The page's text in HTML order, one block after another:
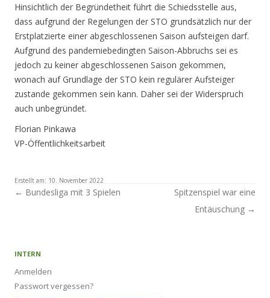
Hinsichtlich der Begründetheit führt die Schiedsstelle aus,
dass aufgrund der Regelungen der STO grundsätzlich nur der
Erstplatzierte einer abgeschlossenen Saison aufsteigen darf.
Aufgrund des pandemiebedingten Saison-Abbruchs sei es
jedoch zu keiner abgeschlossenen Saison gekommen,
wonach auf Grundlage der STO kein regulärer Aufsteiger
zustande gekommen sein kann. Daher sei der Widerspruch
auch unbegründet.
Florian Pinkawa
VP-Öffentlichkeitsarbeit
Erstellt am: 10. November 2022
Artikel-Navigation
← Bundesliga mit 3 Spielen
Spitzenspiel war eine
Entäuschung →
INTERN
Anmelden
Passwort vergessen?